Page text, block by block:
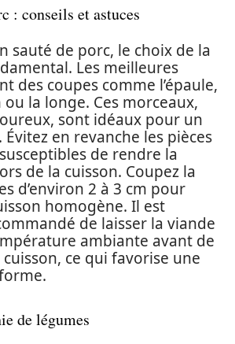
: conseils et astuces
sauté de porc, le choix de la
Les meilleures
des coupes comme l’épaule,
la longe. Ces morceaux,
sont idéaux pour un
en revanche les pièces
de rendre la
de la cuisson. Coupez la
d’environ 2 à 3 cm pour
homogène. Il est
de laisser la viande
ambiante avant de
ce qui favorise une
de légumes